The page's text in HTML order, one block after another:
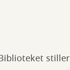
stiller